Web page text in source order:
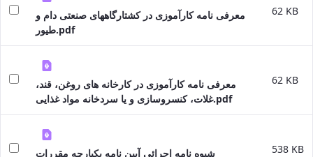
معرفی نامه کارآموزی در کشتارگاههای صنعتی دام و
طیور.pdf
62 KB
معرفی نامه کارآموزی در کارخانه های روغن، قند،
غلات، کنسروسازی و یا سردخانه مواد غذایی.pdf
62 KB
شیوه نامه اجرائی آیین نامه یکپارچه مقررات
538 KB